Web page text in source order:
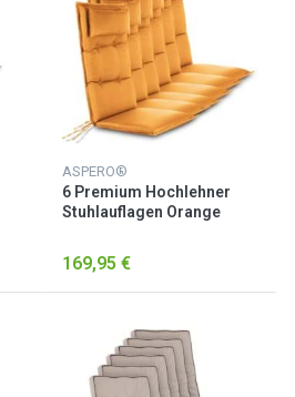
ASPERO®
6 Premium Hochlehner
Stuhlauflagen Orange
169,95 €